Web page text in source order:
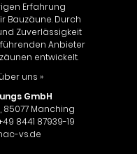
Erfahrung
Bauzäune. Durch
Zuverlässigkeit
Anbieter
entwickelt.
uns »
GmbH
Manching
8441 87939-19
vs.de